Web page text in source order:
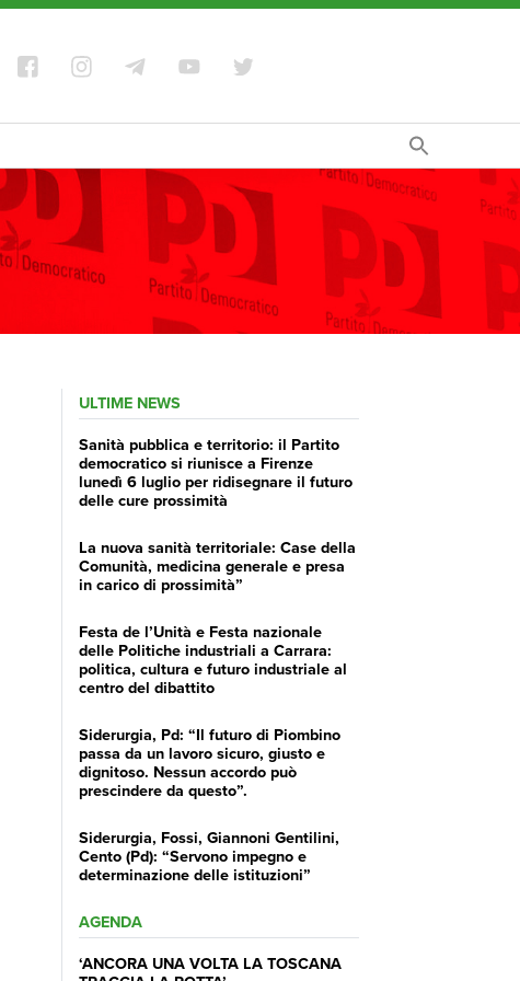
ULTIME NEWS
Sanità pubblica e territorio: il Partito
democratico si riunisce a Firenze
lunedì 6 luglio per ridisegnare il futuro
delle cure prossimità
La nuova sanità territoriale: Case della
Comunità, medicina generale e presa
in carico di prossimità”
Festa de l’Unità e Festa nazionale
delle Politiche industriali a Carrara:
politica, cultura e futuro industriale al
centro del dibattito
Siderurgia, Pd: “Il futuro di Piombino
passa da un lavoro sicuro, giusto e
dignitoso. Nessun accordo può
prescindere da questo”.
Siderurgia, Fossi, Giannoni Gentilini,
Cento (Pd): “Servono impegno e
determinazione delle istituzioni”
AGENDA
‘ANCORA UNA VOLTA LA TOSCANA